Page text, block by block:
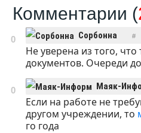
Комментарии (
0 Сорбонна #
Не уверена из того, что
документов. Очереди
0 Маяк-
Если на работе не
другом учреждении, то
го года